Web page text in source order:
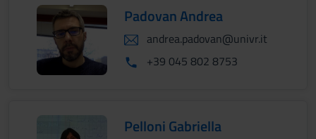
Padovan Andrea
andrea.padovan@univr.it
+39 045 802 8753
Pelloni Gabriella